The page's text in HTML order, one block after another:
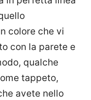
colore che vi
con la parete e
qualche
tappeto,
avete nello